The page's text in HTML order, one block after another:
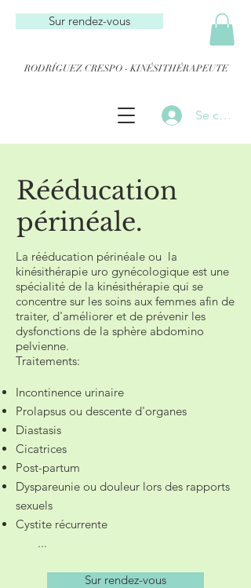
RODRÍGUEZ CRESPO - KINÉSITHÉRAPEUTE
Sur rendez-vous
Se
Rééducation
périnéale.
La rééducation périnéale ou la
kinésithérapie uro gynécologique est une
spécialité de la kinésithérapie qui se
concentre sur les soins aux femmes afin de
traiter, d'améliorer et de prévenir les
dysfonctions de la sphère abdomino
pelvienne.
Traitements:
Incontinence urinaire
Prolapsus ou descente d'organes
Diastasis
Cicatrices
Post-partum
Dyspareunie ou douleur lors des rapports
sexuels
Cystite récurrente
...
Sur rendez-vous